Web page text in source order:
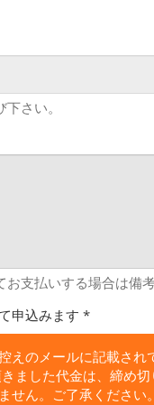
さい。
支払いする場合は備
申込みます *
えのメールに記載され
ました代金は、締め
せん。ご了承ください